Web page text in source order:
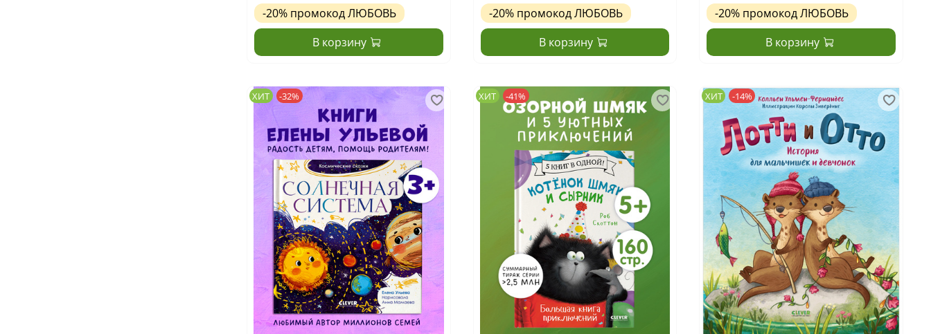
-20% промокодЛЮБОВЬ
В корзину
-20% промокодЛЮБОВЬ
В корзину
-20% промокодЛЮБОВЬ
В корзину
ХИТ -32% ХИТ -41% ХИТ -14%